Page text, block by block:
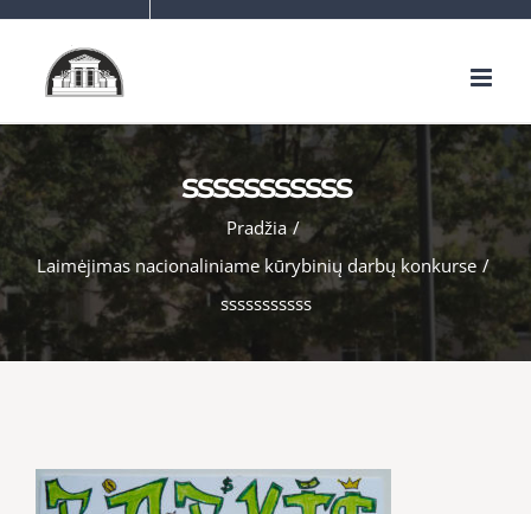
sssssssssss
Pradžia /
Laimėjimas nacionaliniame kūrybinių darbų konkurse /
sssssssssss